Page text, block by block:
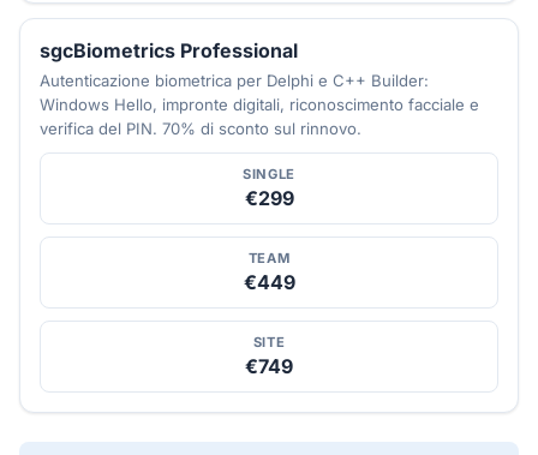
sgcBiometrics Professional
Autenticazione biometrica per Delphi e C++ Builder:
Windows Hello, impronte digitali, riconoscimento facciale e
verifica del PIN. 70% di sconto sul rinnovo.
SINGLE
€299
TEAM
€449
SITE
€749